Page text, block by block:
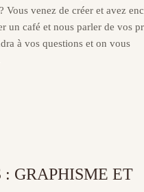
Vous venez de créer et avez
un café et nous parler de vos
à vos questions et on vous
: GRAPHISME ET